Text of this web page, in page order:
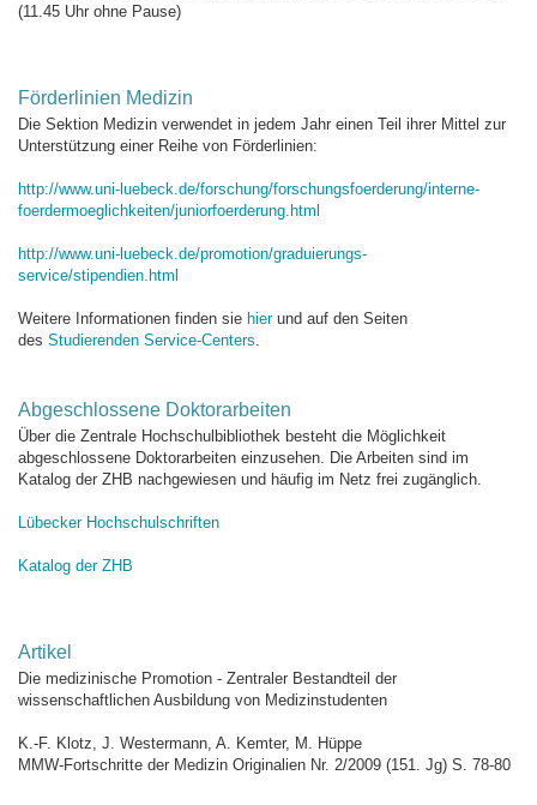
(11.45 Uhr ohne Pause)
Förderlinien Medizin
Die Sektion Medizin verwendet in jedem Jahr einen Teil ihrer Mittel zur
Unterstützung einer Reihe von Förderlinien:
http://www.uni-luebeck.de/forschung/forschungsfoerderung/interne-
foerdermoeglichkeiten/juniorfoerderung.html
http://www.uni-luebeck.de/promotion/graduierungs-
service/stipendien.html
Weitere Informationen finden sie hierund auf den Seiten
des Studierenden Service-Centers.
Abgeschlossene Doktorarbeiten
Über die Zentrale Hochschulbibliothek besteht die Möglichkeit
abgeschlossene Doktorarbeiten einzusehen. Die Arbeiten sind im
Katalog der ZHB nachgewiesen und häufig im Netz frei zugänglich.
Lübecker Hochschulschriften
Katalog der ZHB
Artikel
Die medizinische Promotion - Zentraler Bestandteil der
wissenschaftlichen Ausbildung von Medizinstudenten
K.-F. Klotz, J. Westermann, A. Kemter, M. Hüppe
MMW-Fortschritte der Medizin Originalien Nr. 2/2009 (151. Jg) S. 78-80